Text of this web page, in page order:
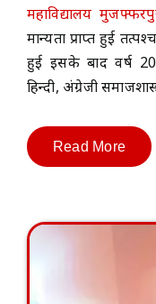
महाविद्यालय
मान्यता प्राप्त हुई
हुई इसके बाद वर्ष
हिन्दी, अंग्रेजी
Read More